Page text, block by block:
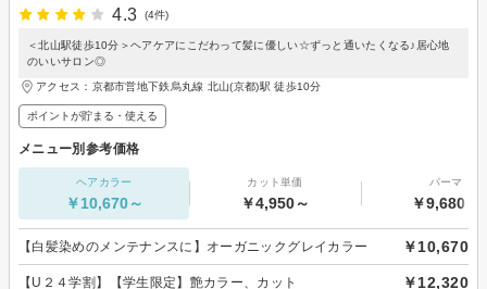
4.3
(4件)
＜北山駅徒歩10分＞ヘアケアにこだわって髪に優しい☆ずっと通いたくなる♪居心地
のいいサロン◎
アクセス：京都市営地下鉄烏丸線 北山(京都)駅 徒歩10分
ポイントが貯まる・使える
メニュー別参考価格
ヘアカラー
￥10,670～
カット単価
￥4,950～
パーマ
￥9,680～
【白髪染めのメンテナンスに】オーガニックグレイカラー ￥10,670
【U２４学割】【学生限定】艶カラー、カット ￥12,320